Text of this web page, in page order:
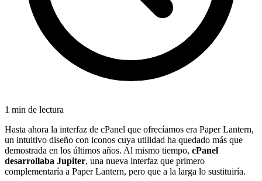
1 min de lectura
Hasta ahora la interfaz de cPanel que ofrecíamos era Paper Lantern,
un intuitivo diseño con iconos cuya utilidad ha quedado más que
demostrada en los últimos años. Al mismo tiempo, cPanel
desarrollaba Jupiter, una nueva interfaz que primero
complementaría a Paper Lantern, pero que a la larga lo sustituiría.